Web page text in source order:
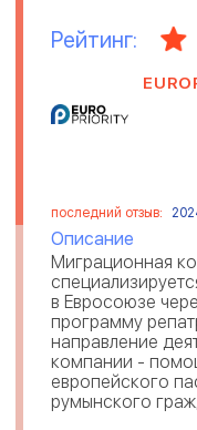
Рейтинг:
последний отзыв:
Описание
Миграционная
в Евросоюзе
программу
направление
компании -
европейского
румынского